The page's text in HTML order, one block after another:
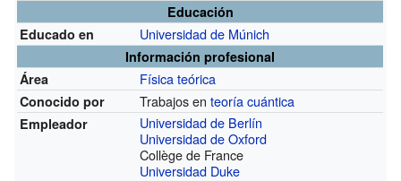
Educación
Educado en
Universidad de Múnich
Información profesional
Área
Física teórica
Conocido por Trabajos enteoría cuántica
Empleador
Universidad de Berlín
Universidad de Oxford
Collège de France
Universidad Duke